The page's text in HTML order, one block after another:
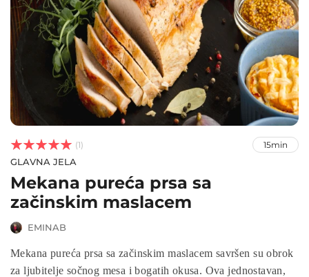


 (1) 15min
GLAVNA JELA
Mekana pureća prsa sa
začinskim maslacem
EMINAB
Mekana pureća prsa sa začinskim maslacem savršen su obrok
za ljubitelje sočnog mesa i bogatih okusa. Ova jednostavan,